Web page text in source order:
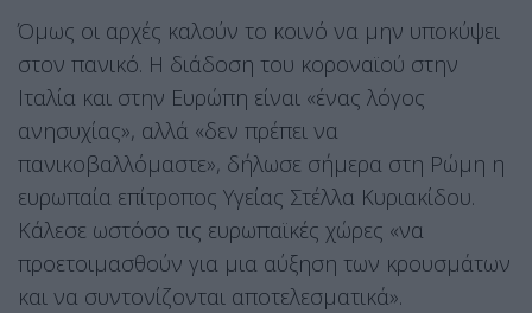
Όμως οι αρχές καλούν το κοινό να μην υποκύψει
στον πανικό. Η διάδοση του κοροναϊού στην
Ιταλία και στην Ευρώπη είναι «ένας λόγος
ανησυχίας», αλλά «δεν πρέπει να
πανικοβαλλόμαστε», δήλωσε σήμερα στη Ρώμη η
ευρωπαία επίτροπος Υγείας Στέλλα Κυριακίδου.
Κάλεσε ωστόσο τις ευρωπαϊκές χώρες «να
προετοιμασθούν για μια αύξηση των κρουσμάτων
και να συντονίζονται αποτελεσματικά».